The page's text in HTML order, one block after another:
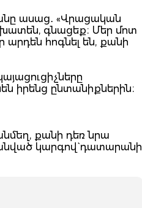
ասաց․ «Վրացական
գնացեք։ Մեր մոտ
արդեն հոգնել են, քանի
իրենց ընտանիքներին։
քանի դեռ նրա
կարգով` դատարանի`